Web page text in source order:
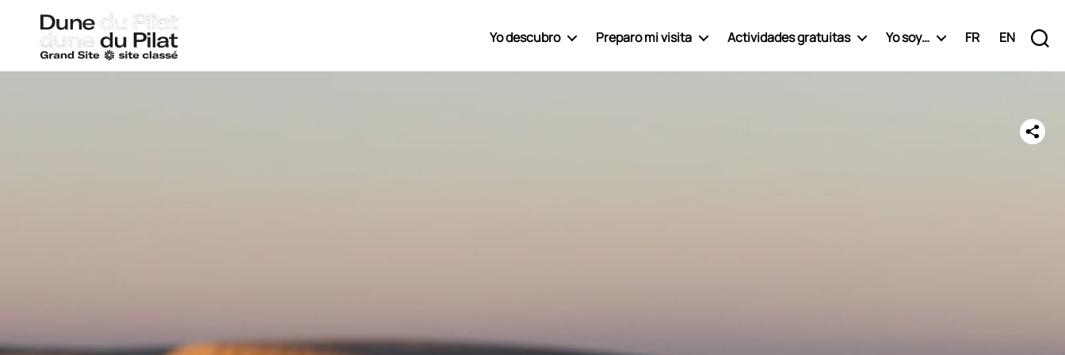
Duna
Yo descubro Preparo mi visita Actividades gratuitas Yo soy… FR EN